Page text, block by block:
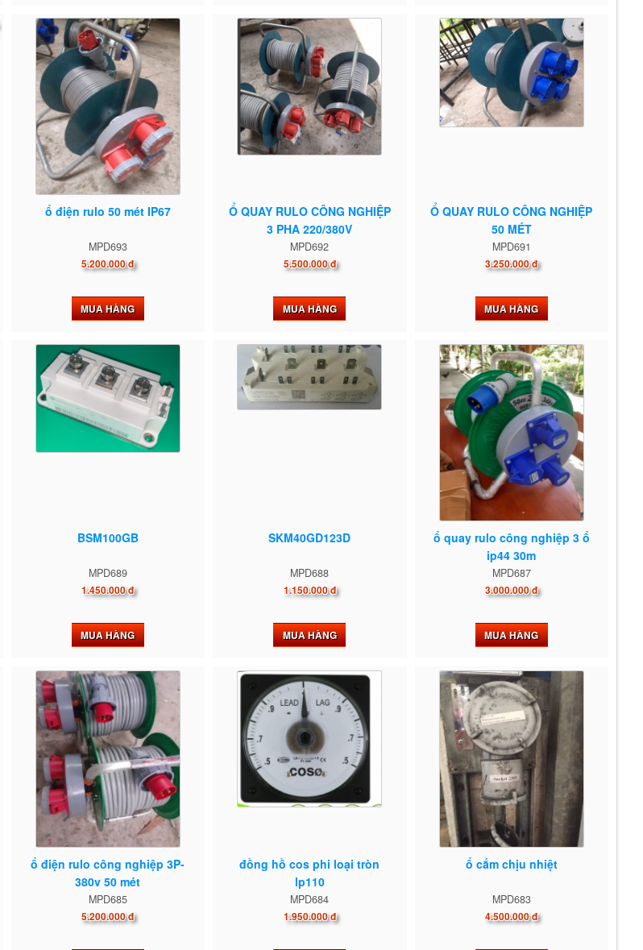
ổ điện rulo 50 mét IP67
MPD693
5.200.000 đ
MUA HÀNG
Ổ QUAY RULO CÔNG NGHIỆP
3 PHA 220/380V
MPD692
5.500.000 đ
MUA HÀNG
Ổ QUAY RULO CÔNG NGHIỆP
50 MÉT
MPD691
3.250.000 đ
MUA HÀNG
BSM100GB
MPD689
1.450.000 đ
MUA HÀNG
SKM40GD123D
MPD688
1.150.000 đ
MUA HÀNG
ổ quay rulo công nghiệp 3 ổ
ip44 30m
MPD687
3.000.000 đ
MUA HÀNG
ổ điện rulo công nghiệp 3P-
380v 50 mét
MPD685
5.200.000 đ
đồng hồ cos phi loại tròn
lp110
MPD684
1.950.000 đ
ổ cắm chịu nhiệt
MPD683
4.500.000 đ